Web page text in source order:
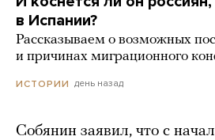
в Испании?
Рассказываем о возможных
и причинах миграционного
ИСТОРИИ день назад
Собянин заявил, что с